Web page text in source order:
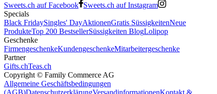
Sweets.ch auf Facebook
Sweets.ch auf Instagram
Specials
Black FridaySingles' DayAktionenGratis SüssigkeitenNeue
ProdukteTop 200 BestsellerSüssigkeiten BlogLolipop
Geschenke
FirmengeschenkeKundengeschenkeMitarbeitergeschenke
Partner
Gifts.chTeas.ch
Copyright © Family Commerce AG
Allgemeine Geschäftsbedingungen
(AGB)DatenschutzerklärungVersandinformationenKontakt &